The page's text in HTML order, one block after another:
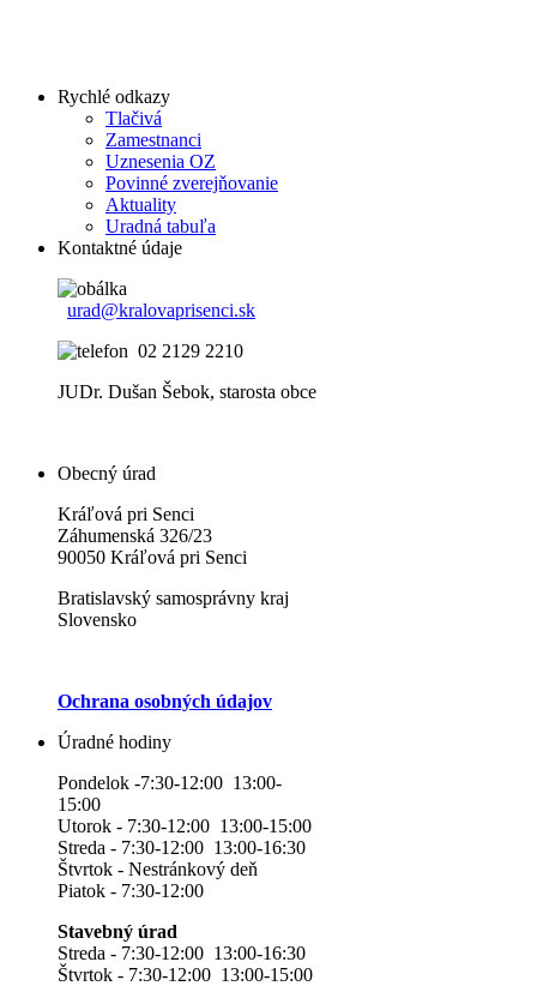
Rychlé odkazy
Tlačivá
Zamestnanci
Uznesenia OZ
Povinné zverejňovanie
Aktuality
Uradná tabuľa
Kontaktné údaje
urad@kralovaprisenci.sk
02 2129 2210
JUDr. Dušan Šebok, starosta obce
Obecný úrad
Kráľová pri Senci
Záhumenská 326/23
90050 Kráľová pri Senci
Bratislavský samosprávny kraj
Slovensko
Ochrana osobných údajov
Úradné hodiny
Pondelok -7:30-12:00 13:00-
15:00
Utorok - 7:30-12:00 13:00-15:00
Streda - 7:30-12:00 13:00-16:30
Štvrtok - Nestránkový deň
Piatok - 7:30-12:00
Stavebný úrad
Streda - 7:30-12:00 13:00-16:30
Štvrtok - 7:30-12:00 13:00-15:00